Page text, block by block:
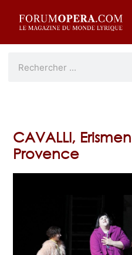
CAVALLI,
Provence